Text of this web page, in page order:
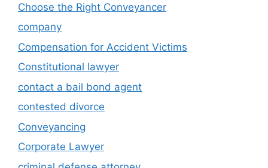
Choose the Right Conveyancer
company
Compensation for Accident Victims
Constitutional lawyer
contact a bail bond agent
contested divorce
Conveyancing
Corporate Lawyer